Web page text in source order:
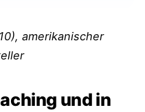
amerikanischer
und in